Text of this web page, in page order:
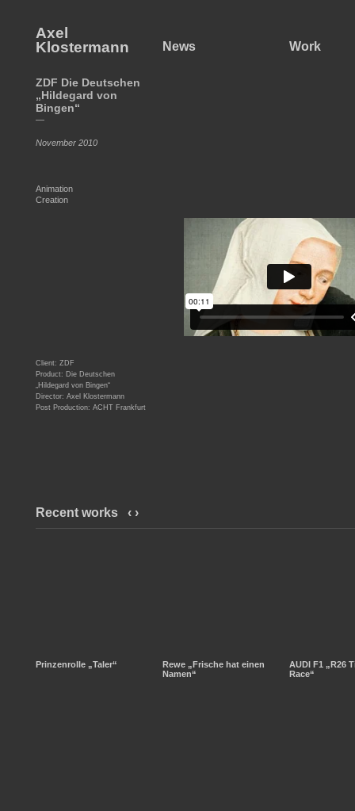
Axel
Klostermann
News Work
ZDF Die Deutschen
„Hildegard von
Bingen“
—
November 2010
Animation
Creation
Client: ZDF
Product: Die Deutschen
„Hildegard von Bingen“
Director: Axel Klostermann
Post Production: ACHT Frankfurt
Recent works ‹ ›
Prinzenrolle „Taler“
Rewe „Frische hat einen
Namen“
AUDI F1 „R26
Race“